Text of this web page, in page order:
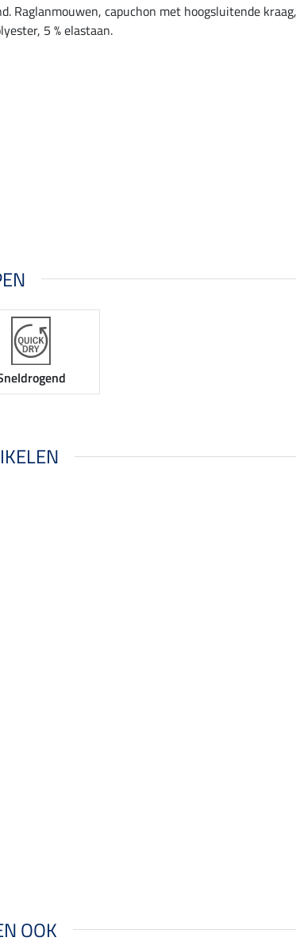
Raglanmouwen, capuchon met hoogsluitende
5 % elastaan.
OOK